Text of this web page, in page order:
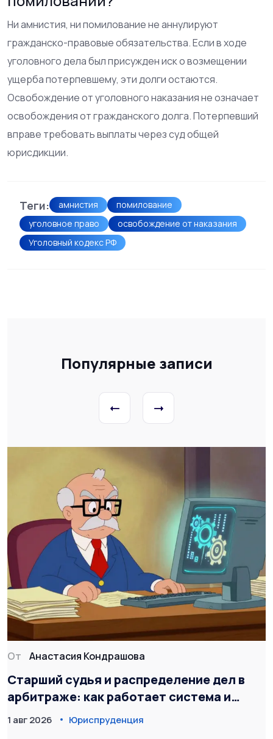
Ни амнистия, ни помилование не аннулируют
гражданско-правовые обязательства. Если в ходе
уголовного дела был присужден иск о возмещении
ущерба потерпевшему, эти долги остаются.
Освобождение от уголовного наказания не означает
освобождения от гражданского долга. Потерпевший
вправе требовать выплаты через суд общей
юрисдикции.
Теги: амнистия
помилование
уголовное право
освобождение от наказания
Уголовный кодекс РФ
Популярные записи
От Анастасия Кондрашова
Старший судья и распределение дел в
арбитраже: как работает система и
можно ли повлиять на выбор
1 авг 2026 Юриспруденция